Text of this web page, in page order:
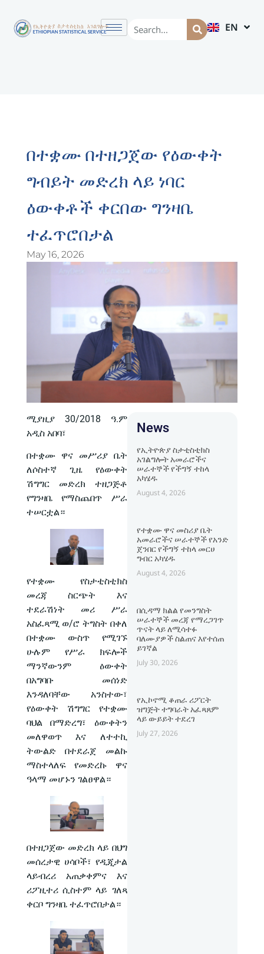
EN
AM
በተቋሙ በተዘጋጀው የዕውቀት
ግብይት መድረክ ላይ ነባር
ዕውቀቶች ቀርበው ግንዛቤ
ተፈጥሮበታል
May 16, 2026
ሚያዚያ 30/2018 ዓ.ም
አዲስ አበባ፣
በተቋሙ ዋና መሥሪያ ቤት
ለሶስተኛ ጊዜ የዕውቀት
ሽግግር መድረክ ተዘጋጅቶ
የግንዛቤ የማስጨበጥ ሥራ
ተሠርቷል።
የተቋሙ የስታቲስቲክስ
መረጃ ስርጭት እና
ተደራሽነት መሪ ሥራ
አስፈጻሚ ወ/ሮ ትግስት በቀለ
በተቋሙ ውስጥ የሚገኙ
ሁሉም የሥራ ክፍሎች
ማንኛውንም ዕውቀት
በአግባቡ መሰነድ
እንዳለባቸው አንስተው፣
የዕውቀት ሽግግር የተቋሙ
ባህል በማድረግ፣ ዕውቀትን
መለዋወጥ እና ለተተኪ
ትውልድ በተደራጀ መልኩ
ማስተላለፍ የመድረኩ ዋና
ዓላማ መሆኑን ገልፀዋል።
በተዘጋጀው መድረክ ላይ በህግ
መሰረታዊ ሀሳቦች፣ የዲጂታል
ላይብረሪ አጠቃቀምና እና
ሪፖዚተሪ ሲስተም ላይ ገለጻ
ቀርቦ ግንዛቤ ተፈጥሮበታል።
News
የኢትዮጵያ ስታቲስቲክስ
አገልግሎት አመራሮችና
ሠራተኞች የችግኝ ተከላ
አካሄዱ
August 4, 2026
የተቋሙ ዋና መስሪያ ቤት
አመራሮችና ሠራተኞች የአንድ
ጀንበር የችግኝ ተከላ መርሀ
ግብር አካሄዱ
August 4, 2026
በሲዳማ ክልል የመንግስት
ሠራተኞች መረጃ የማረጋገጥ
ጥናት ላይ ለሚሳተፉ
ባለሙያዎች ስልጠና እየተሰጠ
ይገኛል
July 30, 2026
የኢኮኖሚ ቆጠራ ሪፖርት
ዝግጅት ተግባራት አፈጻጸም
ላይ ውይይት ተደረገ
July 27, 2026